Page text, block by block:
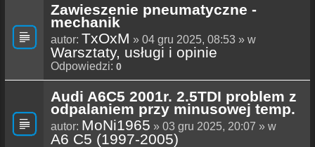
Zawieszenie pneumatyczne -
mechanik
autor: TxOxM » 04 gru 2025, 08:53 » w
Warsztaty, usługi i opinie
Odpowiedzi: 0
Audi A6C5 2001r. 2.5TDI problem z
odpalaniem przy minusowej temp.
autor: MoNi1965 » 03 gru 2025, 20:07 » w
A6 C5 (1997-2005)